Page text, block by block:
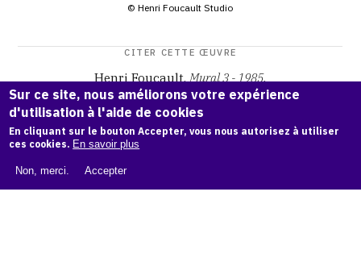
© Henri Foucault Studio
CITER CETTE ŒUVRE
Henri Foucault, Mural 3 - 1985.
Catalogue raisonné Henri Foucault, OAM.ark:38997/o17q
60
COPIER LA CITATION
Sur ce site, nous améliorons votre expérience
d'utilisation à l'aide de cookies
En cliquant sur le bouton Accepter, vous nous autorisez à utiliser
ces cookies. En savoir plus
Non, merci. Accepter